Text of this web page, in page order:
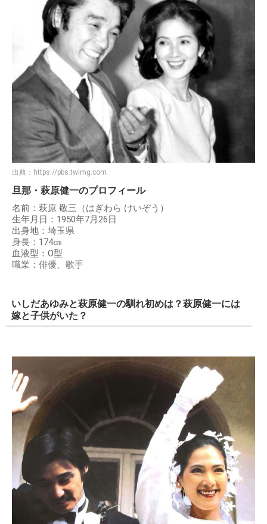
出典： https://pbs.twimg.com
旦那・萩原健一のプロフィール
名前：萩原 敬三（はぎわら けいぞう）
生年月日：1950年7月26日
出身地：埼玉県
身長：174㎝
血液型：O型
職業：俳優、歌手
いしだあゆみと萩原健一の馴れ初めは？萩原健一には
嫁と子供がいた？